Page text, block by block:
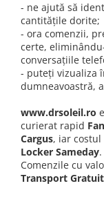
- ne ajută să
cantitățile dorite;
- ora comenzii,
certe,
conversațiile
- puteți vizualiza
dumneavoastră,
www.drsoleil.ro
curierat rapid
Cargus, iar
Locker Sameday.
Comenzile cu
Transport